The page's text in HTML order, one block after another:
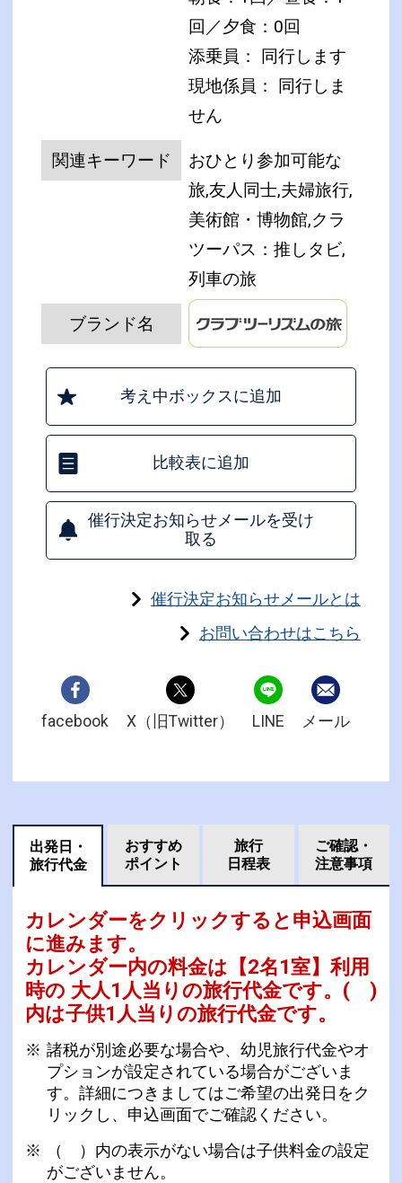
回／夕食：0回
添乗員： 同行します
現地係員： 同行しま
せん
関連キーワード
おひとり参加可能な
旅,友人同士,夫婦旅行,
美術館・博物館,クラ
ツーパス：推しタビ,
列車の旅
ブランド名
考え中ボックスに追加
比較表に追加
催行決定お知らせメールを受け
取る
催行決定お知らせメールとは
お問い合わせはこちら
facebook X（旧Twitter） LINE メール
出発日・
旅行代金
おすすめ
ポイント
旅行
日程表
ご確認・
注意事項
カレンダーをクリックすると申込画面
に進みます。
カレンダー内の料金は 【2名1室】利用
時の 大人1人当りの旅行代金です。 ( )
内は子供1人当りの旅行代金です。
諸税が別途必要な場合や、幼児旅行代金やオ
プションが設定されている場合がございま
す。詳細につきましてはご希望の出発日をク
リックし、申込画面でご確認ください。
（ ）内の表示がない場合は子供料金の設定
がございません。